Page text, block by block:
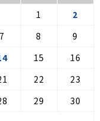
1
2
7 8
9
15
16
22
23
29
30